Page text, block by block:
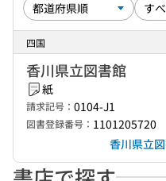
四国
香川県立図書館
紙
請求記号： 0104-J1
図書登録番号： 1101205720
香川県立